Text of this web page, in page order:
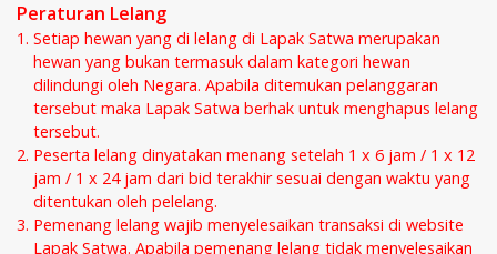
Peraturan Lelang
Setiap hewan yang di lelang di Lapak Satwa merupakan
hewan yang bukan termasuk dalam kategori hewan
dilindungi oleh Negara. Apabila ditemukan pelanggaran
tersebut maka Lapak Satwa berhak untuk menghapus lelang
tersebut.
Peserta lelang dinyatakan menang setelah 1 x 6 jam / 1 x 12
jam / 1 x 24 jam dari bid terakhir sesuai dengan waktu yang
ditentukan oleh pelelang.
Pemenang lelang wajib menyelesaikan transaksi di website
Lapak Satwa. Apabila pemenang lelang tidak menyelesaikan